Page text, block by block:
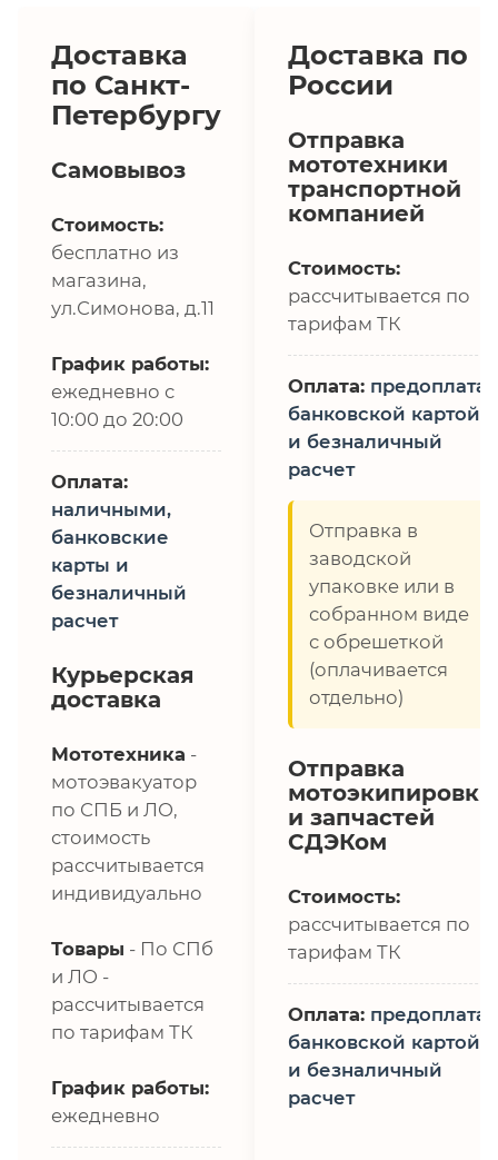
Доставка
по Санкт-
Петербургу
Самовывоз
Стоимость:
бесплатно из
магазина,
ул.Симонова, д.11
График работы:
ежедневно с
10:00 до 20:00
Оплата:
наличными,
банковские
карты и
безналичный
расчет
Курьерская
доставка
Мототехника -
мотоэвакуатор
по СПБ и ЛО,
стоимость
рассчитывается
индивидуально
Товары - По СПб
и ЛО -
рассчитывается
по тарифам ТК
График работы:
ежедневно
Доставка по
России
Отправка
мототехники
транспортной
компанией
Стоимость:
рассчитывается по
тарифам ТК
Оплата: предоплата,
банковской картой
и безналичный
расчет
Отправка в
заводской
упаковке или в
собранном виде
с обрешеткой
(оплачивается
отдельно)
Отправка
мотоэкипировки
и запчастей
СДЭКом
Стоимость:
рассчитывается по
тарифам ТК
Оплата: предоплата,
банковской картой
и безналичный
расчет